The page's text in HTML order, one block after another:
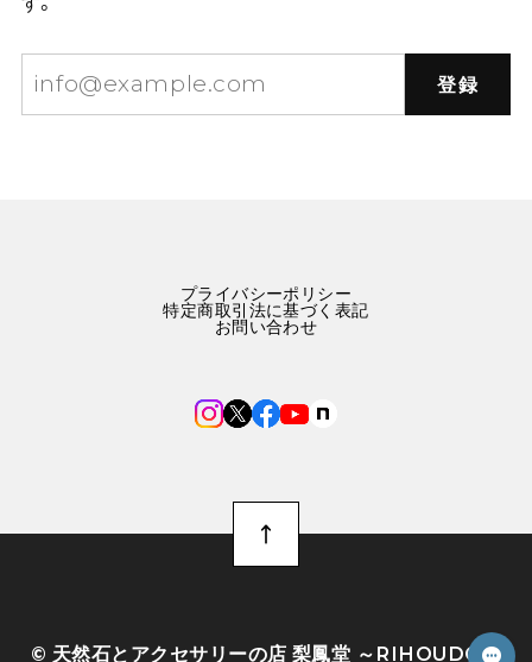
登録
プライバシーポリシー
特定商取引法に基づく表記
お問い合わせ
©︎ 天然石とアクセサリーの店 梨鳳堂 ～RIHOUDO～